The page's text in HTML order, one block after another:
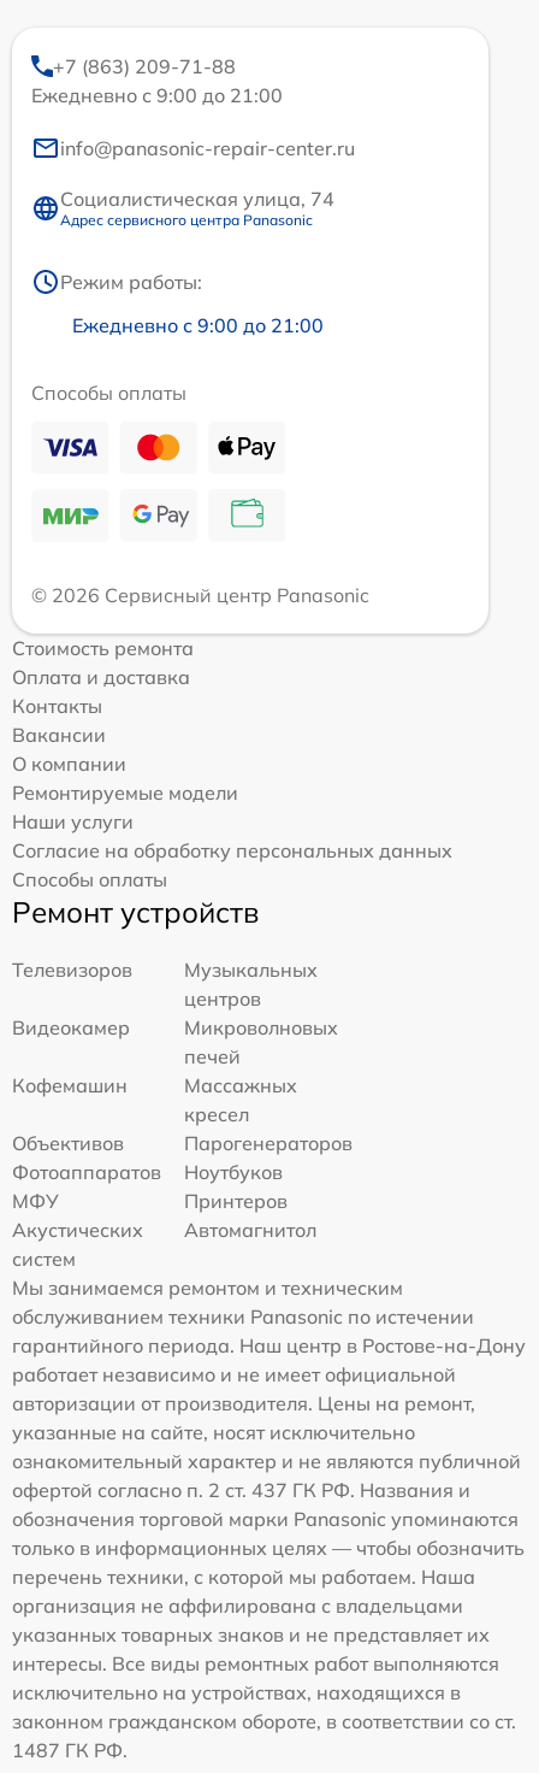
+7 (863) 209-71-88
Ежедневно с 9:00 до 21:00
info@panasonic-repair-center.ru
Социалистическая улица, 74
Адрес сервисного центра Panasonic
Режим работы:
Ежедневно с 9:00 до 21:00
Способы оплаты
© 2026 Сервисный центр Panasonic
Стоимость ремонта
Оплата и доставка
Контакты
Вакансии
О компании
Ремонтируемые модели
Наши услуги
Согласие на обработку персональных данных
Способы оплаты
Ремонт устройств
Телевизоров
Музыкальных
центров
Видеокамер
Микроволновых
печей
Кофемашин
Массажных
кресел
Объективов
Парогенераторов
Фотоаппаратов
Ноутбуков
МФУ
Принтеров
Акустических
систем
Автомагнитол
Мы занимаемся ремонтом и техническим
обслуживанием техники Panasonic по истечении
гарантийного периода. Наш центр в Ростове-на-Дону
работает независимо и не имеет официальной
авторизации от производителя. Цены на ремонт,
указанные на сайте, носят исключительно
ознакомительный характер и не являются публичной
офертой согласно п. 2 ст. 437 ГК РФ. Названия и
обозначения торговой марки Panasonic упоминаются
только в информационных целях — чтобы обозначить
перечень техники, с которой мы работаем. Наша
организация не аффилирована с владельцами
указанных товарных знаков и не представляет их
интересы. Все виды ремонтных работ выполняются
исключительно на устройствах, находящихся в
законном гражданском обороте, в соответствии со ст.
1487 ГК РФ.